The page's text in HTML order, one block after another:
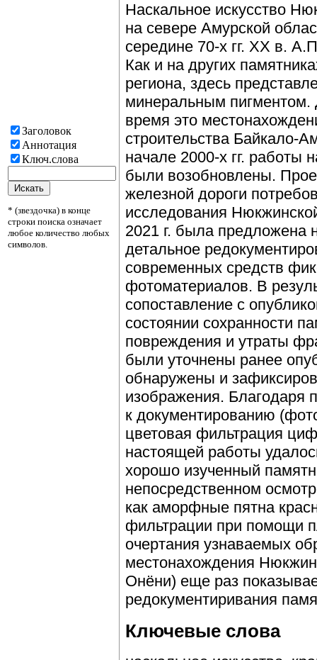
Заголовок
Аннотация
Ключ.слова
* (звездочка) в конце
строки поиска означает
любое количество любых
символов.
Наскальное искусство
на севере Амурской
середине 70-х гг. ХХ в.
Как и на других
региона, здесь
минеральным пигментом.
время это
строительства Байкало-
начале 2000-х гг. работы
были возобновлены.
железной дороги
исследования
2021 г. была предложена
детальное
современных средств
фотоматериалов. В
сопоставление с
состоянии сохранности
повреждения и утраты
были уточнены ранее
обнаружены и
изображения. Благодаря
к документированию
цветовая фильтрация
настоящей работы
хорошо изученный
непосредственном
как аморфные пятна
фильтрации при помощи
очертания узнаваемых
местонахождения
Онёни) еще раз
редокументиривания
Ключевые слова